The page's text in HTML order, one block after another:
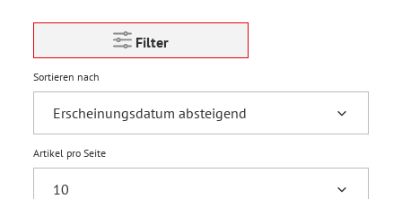
Filter
Sortieren nach
Artikel pro Seite